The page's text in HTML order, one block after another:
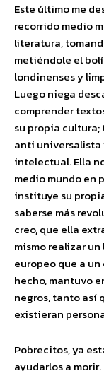
Este último me
recorrido medio
literatura,
metiéndole el
londinenses y
Luego niega
comprender
su propia
anti universalista
intelectual. Ella
medio mundo en
instituye su
saberse más
creo, que ella
mismo realizar
europeo que a
hecho, mantuvo
negros, tanto así
existieran
Pobrecitos, ya
ayudarlos a